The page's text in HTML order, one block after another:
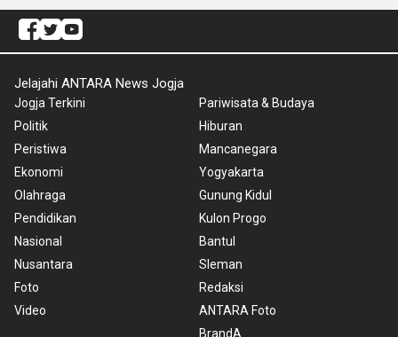
Jelajahi ANTARA News Jogja
Jogja Terkini
Politik
Peristiwa
Ekonomi
Olahraga
Pendidikan
Nasional
Nusantara
Foto
Video
Pariwisata & Budaya
Hiburan
Mancanegara
Yogyakarta
Gunung Kidul
Kulon Progo
Bantul
Sleman
Redaksi
ANTARA Foto
BrandA